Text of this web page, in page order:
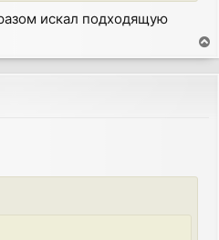
искал подходящую
o
p